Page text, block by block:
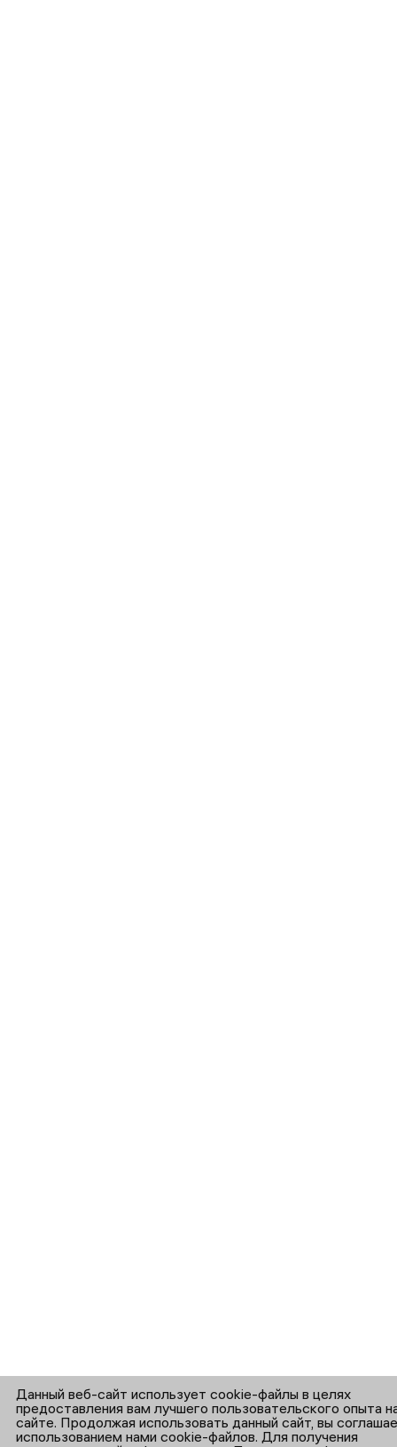
Данный веб-сайт использует cookie-файлы в целях
предоставления вам лучшего пользовательского опыта
сайте. Продолжая использовать данный сайт, вы
использованием нами cookie-файлов. Для получения